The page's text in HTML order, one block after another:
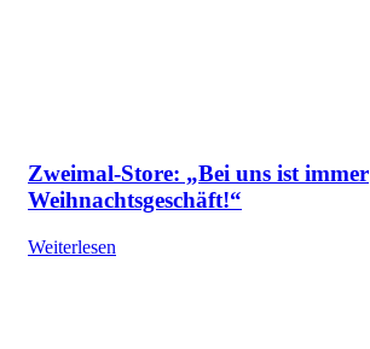
Zweimal-Store: „Bei uns ist immer
Weihnachtsgeschäft!“
Weiterlesen